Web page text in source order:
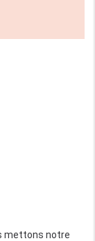
mettons notre